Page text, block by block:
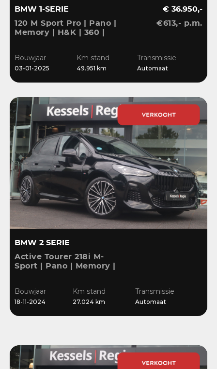
BMW 1-SERIE
120 M Sport Pro | Pano |
Memory | H&K | 360 |
El.klep | 18”
€ 36.950,-
€613,- p.m.
Bouwjaar
03-01-2025
Km stand
49.951 km
Transmissie
Automaat
BMW 2 SERIE
Active Tourer 218i M-
Sport | Pano | Memory |
Massage |
Stuur/Stoelverwarming |
Bouwjaar
18-11-2024
Km stand
27.024 km
Transmissie
Automaat